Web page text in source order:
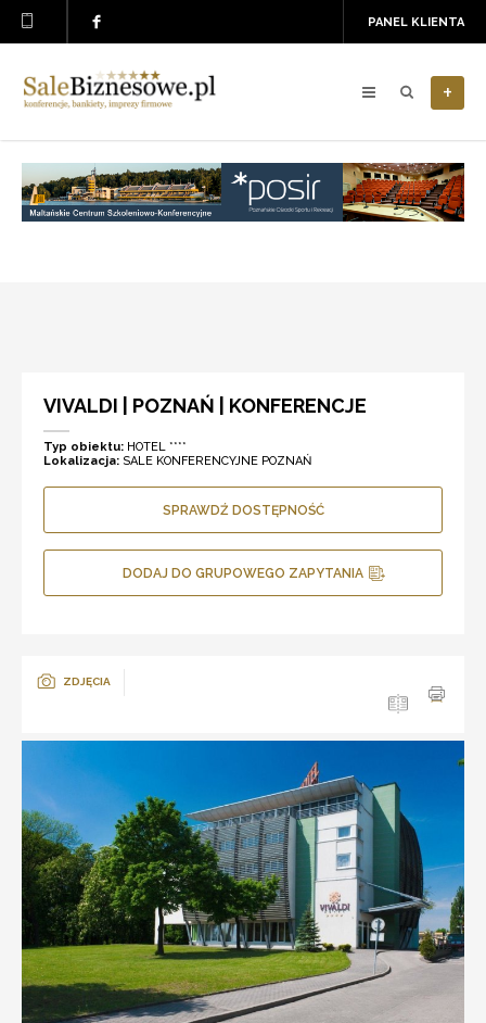
PANEL KLIENTA
+
VIVALDI | POZNAŃ | KONFERENCJE
Typ obiektu: HOTEL ****
Lokalizacja: SALE KONFERENCYJNE POZNAŃ
SPRAWDŹ DOSTĘPNOŚĆ
DODAJ DO GRUPOWEGO ZAPYTANIA
ZDJĘCIA